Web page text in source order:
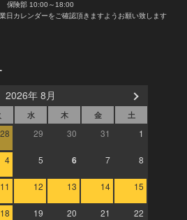
保険部 10:00～18:00
日カレンダーをご確認頂きますようお願い致します
2026年 8月
水 木 金 土
28 29 30 31 1
4 5 6 7 8
11 12 13 14 15
18 19 20 21 22